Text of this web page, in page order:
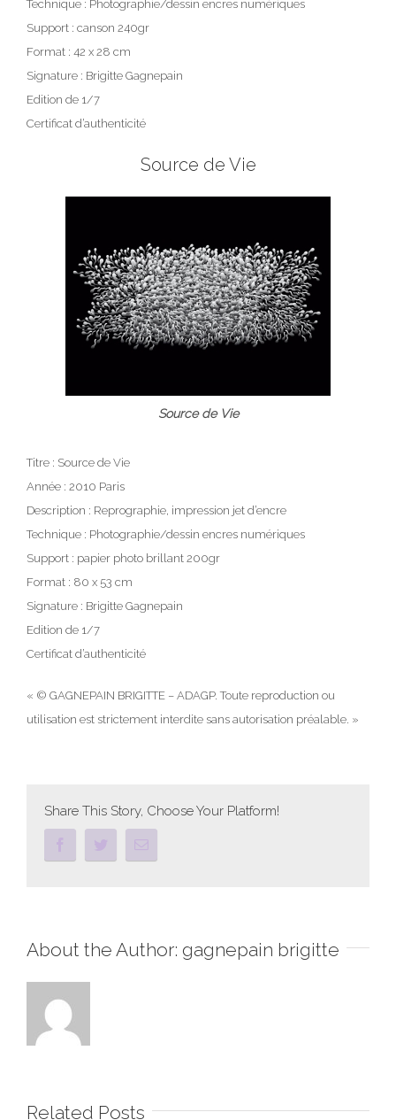
Technique : Photographie/dessin encres numériques
Support : canson 240gr
Format : 42 x 28 cm
Signature : Brigitte Gagnepain
Edition de 1/7
Certificat d’authenticité
Source de Vie
Source de Vie
Titre : Source de Vie
Année : 2010 Paris
Description : Reprographie, impression jet d’encre
Technique : Photographie/dessin encres numériques
Support : papier photo brillant 200gr
Format : 80 x 53 cm
Signature : Brigitte Gagnepain
Edition de 1/7
Certificat d’authenticité
« © GAGNEPAIN BRIGITTE – ADAGP. Toute reproduction ou
utilisation est strictement interdite sans autorisation préalable. »
Share This Story, Choose Your Platform!
About the Author: gagnepain brigitte
Related Posts